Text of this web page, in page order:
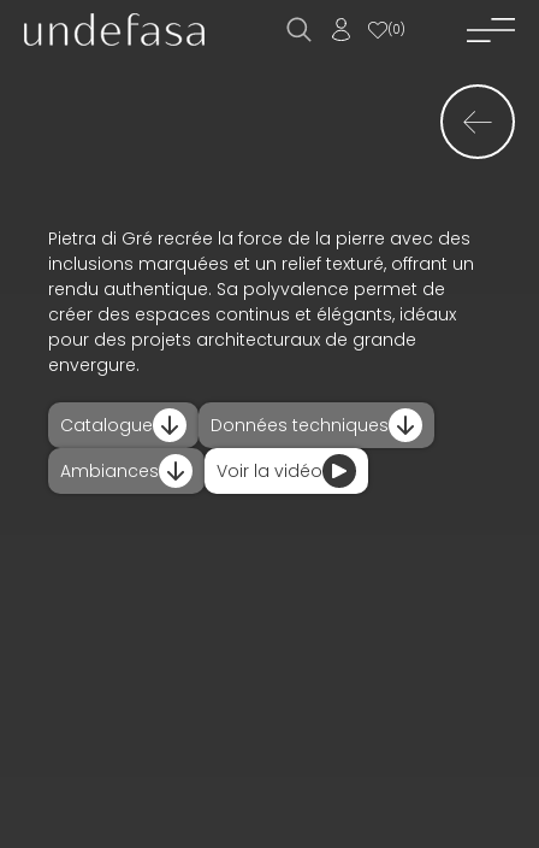
(0)
produits_
projets_
téléchargements_
actualités_
contact_
ENFR
Pietra di Gré recrée la force de la pierre avec des
inclusions marquées et un relief texturé, offrant un
rendu authentique. Sa polyvalence permet de
créer des espaces continus et élégants, idéaux
pour des projets architecturaux de grande
envergure.
Catalogue
Données techniques
Ambiances
Voir la vidéo